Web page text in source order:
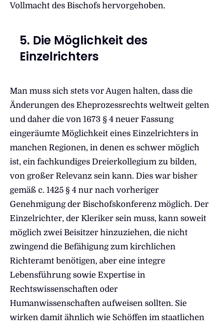
Vollmacht des Bischofs hervorgehoben.
5. Die Möglichkeit des
Einzelrichters
Man muss sich stets vor Augen halten, dass die
Änderungen des Eheprozessrechts weltweit gelten
und daher die von 1673 § 4 neuer Fassung
eingeräumte Möglichkeit eines Einzelrichters in
manchen Regionen, in denen es schwer möglich
ist, ein fachkundiges Dreierkollegium zu bilden,
von großer Relevanz sein kann. Dies war bisher
gemäß c. 1425 § 4 nur nach vorheriger
Genehmigung der Bischofskonferenz möglich. Der
Einzelrichter, der Kleriker sein muss, kann soweit
möglich zwei Beisitzer hinzuziehen, die nicht
zwingend die Befähigung zum kirchlichen
Richteramt benötigen, aber eine integre
Lebensführung sowie Expertise in
Rechtswissenschaften oder
Humanwissenschaften aufweisen sollten. Sie
wirken damit ähnlich wie Schöffen im staatlichen